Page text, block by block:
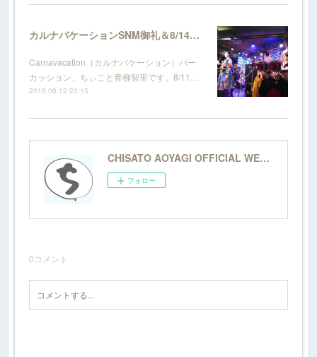
カルナバケーションSNM御礼＆8/14＠長者町FRIDAYのお知らせ
Carnavacation（カルナバケーション）パー
カッション、ちぃこと青柳智里です。8/11…
2018.08.12 23:15
CHISATO AOYAGI OFFICIAL WEBSITE
フォロー
0コメント